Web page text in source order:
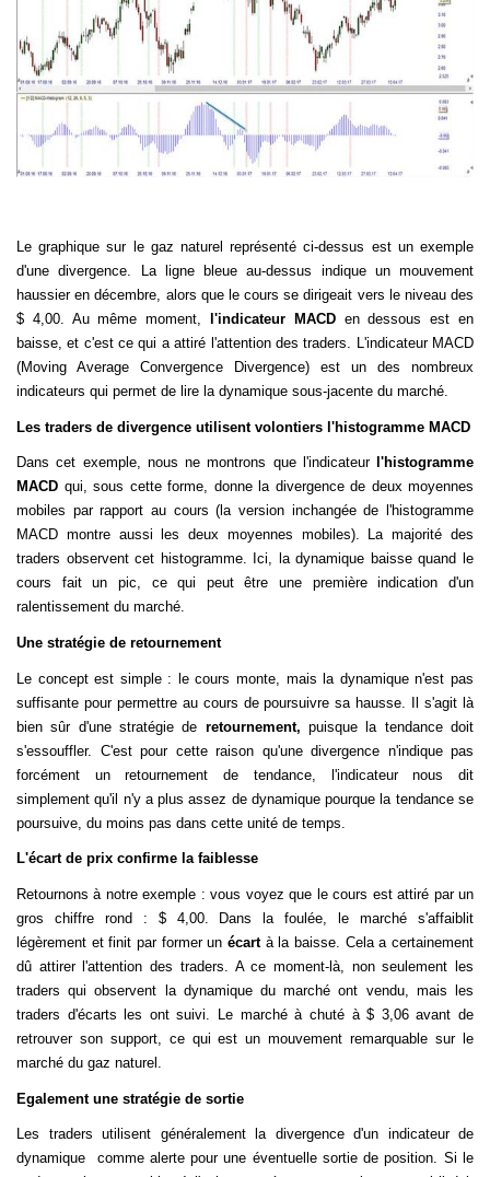
Le graphique sur le gaz naturel représenté ci-dessus est un exemple
d'une divergence. La ligne bleue au-dessus indique un mouvement
haussier en décembre, alors que le cours se dirigeait vers le niveau des
$ 4,00. Au même moment,
l'indicateur MACD en dessous est en
baisse, et c'est ce qui a attiré l'attention des traders. L'indicateur MACD
(Moving Average Convergence Divergence) est un des nombreux
indicateurs qui permet de lire la dynamique sous-jacente du marché.
Les traders de divergence utilisent volontiers l'histogramme MACD
Dans cet exemple, nous ne montrons que l'indicateur l'histogramme
MACD qui, sous cette forme, donne la divergence de deux moyennes
mobiles par rapport au cours (la version inchangée de l'histogramme
MACD montre aussi les deux moyennes mobiles). La majorité des
traders observent cet histogramme. Ici, la dynamique baisse quand le
cours fait un pic, ce qui peut être une première indication d'un
ralentissement du marché.
Une stratégie de retournement
Le concept est simple : le cours monte, mais la dynamique n'est pas
suffisante pour permettre au cours de poursuivre sa hausse. Il s'agit là
bien sûr d'une stratégie de retournement,puisque la tendance doit
s'essouffler. C'est pour cette raison qu'une divergence n'indique pas
forcément un retournement de tendance, l'indicateur nous dit
simplement qu'il n'y a plus assez de dynamique pourque la tendance se
poursuive, du moins pas dans cette unité de temps.
L'écart de prix confirme la faiblesse
Retournons à notre exemple : vous voyez que le cours est attiré par un
gros chiffre rond : $ 4,00. Dans la foulée, le marché s'affaiblit
légèrement et finit par former un écartà la baisse. Cela a certainement
dû attirer l'attention des traders. A ce moment-là, non seulement les
traders qui observent la dynamique du marché ont vendu, mais les
traders d'écarts les ont suivi. Le marché à chuté à $ 3,06 avant de
retrouver son support, ce qui est un mouvement remarquable sur le
marché du gaz naturel.
Egalement une stratégie de sortie
Les traders utilisent généralement la divergence d'un indicateur de
dynamique
comme alerte pour une éventuelle sortie de position. Si le